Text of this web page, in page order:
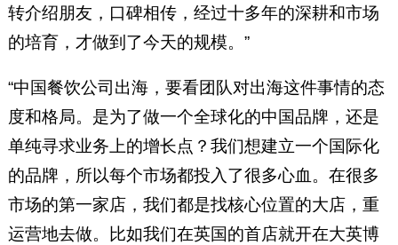
转介绍朋友，口碑相传，经过十多年的深耕和市场
的培育，才做到了今天的规模。”
“中国餐饮公司出海，要看团队对出海这件事情的态
度和格局。是为了做一个全球化的中国品牌，还是
单纯寻求业务上的增长点？我们想建立一个国际化
的品牌，所以每个市场都投入了很多心血。在很多
市场的第一家店，我们都是找核心位置的大店，重
运营地去做。比如我们在英国的首店就开在大英博